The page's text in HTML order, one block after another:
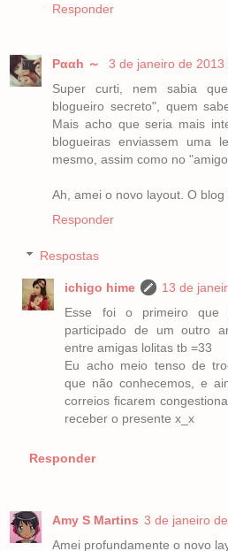
Responder
Pααh ～
3 de janeiro de 2013
Super curti, nem sabia
blogueiro secreto", quem
Mais acho que seria mais
blogueiras enviassem uma
mesmo, assim como no
Ah, amei o novo layout. O
Responder
Respostas
ichigo hime
13 de
Esse foi o primeiro que
participado de um outro
entre amigas lolitas tb =33
Eu acho meio tenso de
que não conhecemos, e
correios ficarem
receber o presente x_x
Responder
Amy S Martins 3 de janeiro
Amei profundamente o novo